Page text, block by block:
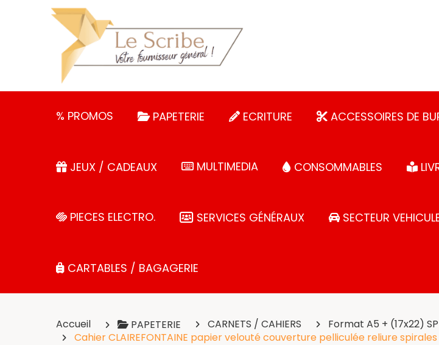
% PROMOS PAPETERIE ECRITURE ACCESSOIRES DE
JEUX / CADEAUX MULTIMEDIA CONSOMMABLES
PIECES ELECTRO. SERVICES GÉNÉRAUX SECTEUR
CARTABLES / BAGAGERIE
Accueil PAPETERIE CARNETS / CAHIERS
Format A5 + (17x22)
Cahier CLAIREFONTAINE papier velouté couverture pelliculée reliure spirales